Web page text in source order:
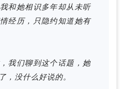
和她相识多年却从未听
经历，只隐约知道她有
我们聊到这个话题，她
，没什么好说的。